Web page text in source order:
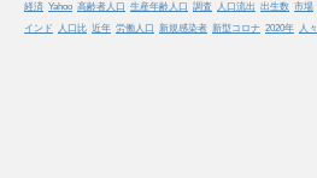
経済 Yahoo 高齢者人口 生産年齢人口 調査 人口流出 出生数 市場
インド
人口比 近年 労働人口 新規感染者 新型コロナ 2020年 人々